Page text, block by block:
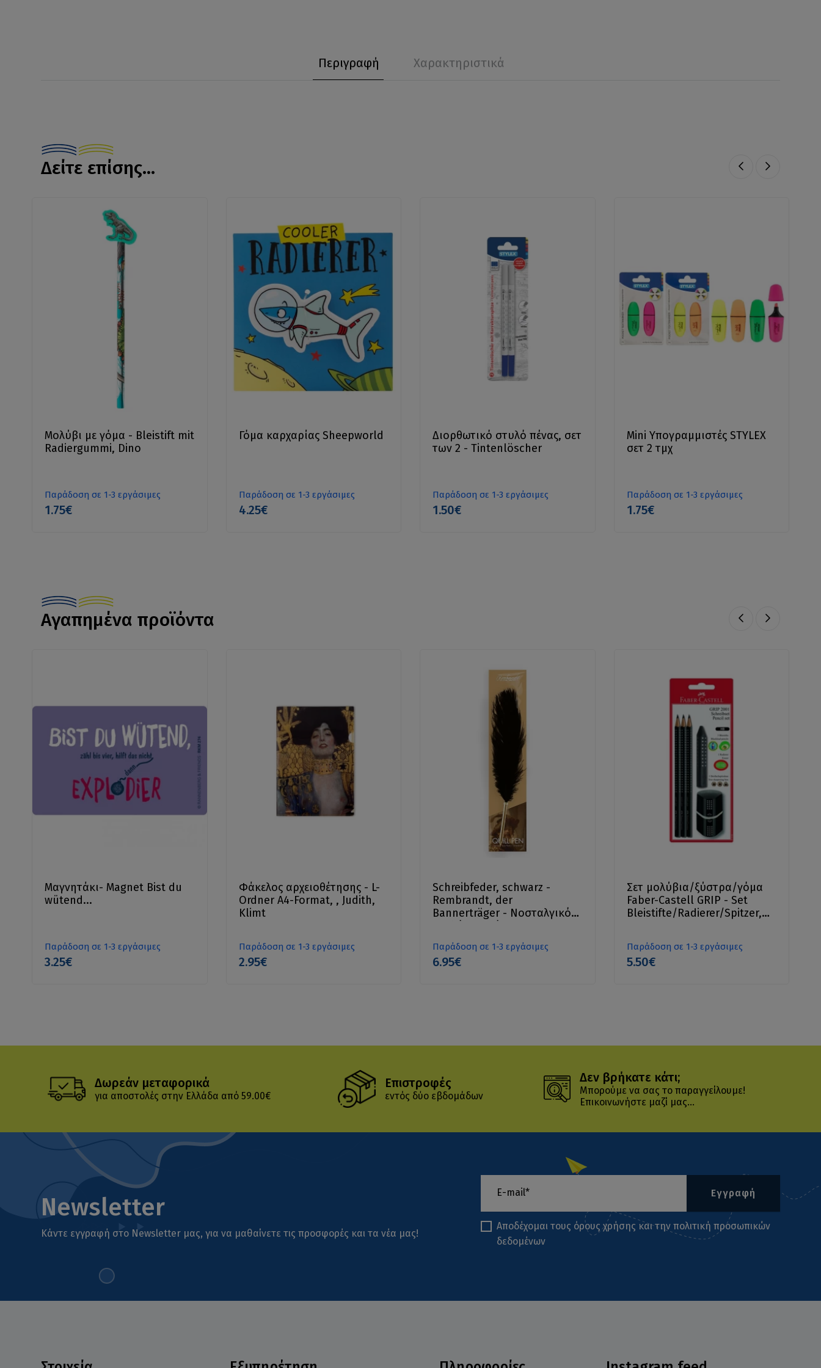
Περιγραφή Χαρακτηριστικά
Δείτε επίσης...
Μολύβι με γόμα - Bleistift mit
Radiergummi, Dino
Παράδοση σε 1-3 εργάσιμες
1.75€
Γόμα καρχαρίας Sheepworld
Παράδοση σε 1-3 εργάσιμες
4.25€
Διορθωτικό στυλό πένας, σετ
των 2 - Tintenlöscher
Παράδοση σε 1-3 εργάσιμες
1.50€
Mini Υπογραμμιστές STYLEX
σετ 2 τμχ
Παράδοση σε 1-3 εργάσιμες
1.75€
Αγαπημένα προϊόντα
Μαγνητάκι- Magnet Bist du
wütend...
Παράδοση σε 1-3 εργάσιμες
3.25€
Φάκελος αρχειοθέτησης - L-
Ordner A4-Format, , Judith,
Klimt
Παράδοση σε 1-3 εργάσιμες
2.95€
Schreibfeder, schwarz -
Rembrandt, der
Bannerträger - Νοσταλγικό
Παράδοση σε 1-3 εργάσιμες
6.95€
Σετ μολύβια/ξύστρα/γόμα
Faber-Castell GRIP - Set
Bleistifte/Radierer/Spitzer,
Παράδοση σε 1-3 εργάσιμες
5.50€
Δωρεάν μεταφορικά
για αποστολές στην Ελλάδα από 59.00€
Επιστροφές
εντός δύο εβδομάδων
Δεν βρήκατε κάτι;
Μπορούμε να σας το παραγγείλουμε!
Επικοινωνήστε μαζί μας...
Newsletter
Κάντε εγγραφή στο Newsletter μας, για να μαθαίνετε τις προσφορές και τα νέα μας!
Εγγραφή
Αποδέχομαι τους όρους χρήσης και την πολιτική προσωπικών
δεδομένων